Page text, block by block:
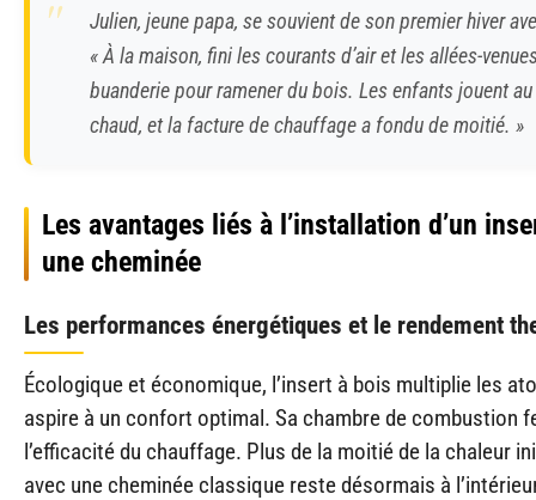
Julien, jeune papa, se souvient de son premier hiver
« À la maison, fini les courants d’air et les allées-
buanderie pour ramener du bois. Les enfants jouent
chaud, et la facture de chauffage a fondu de moitié. »
Les avantages liés à l’installation d’un
une cheminée
Les performances énergétiques et le rendement
Écologique et économique, l’insert à bois multiplie les
aspire à un confort optimal. Sa chambre de combustion
l’efficacité du chauffage. Plus de la moitié de la chaleur
avec une cheminée classique reste désormais à